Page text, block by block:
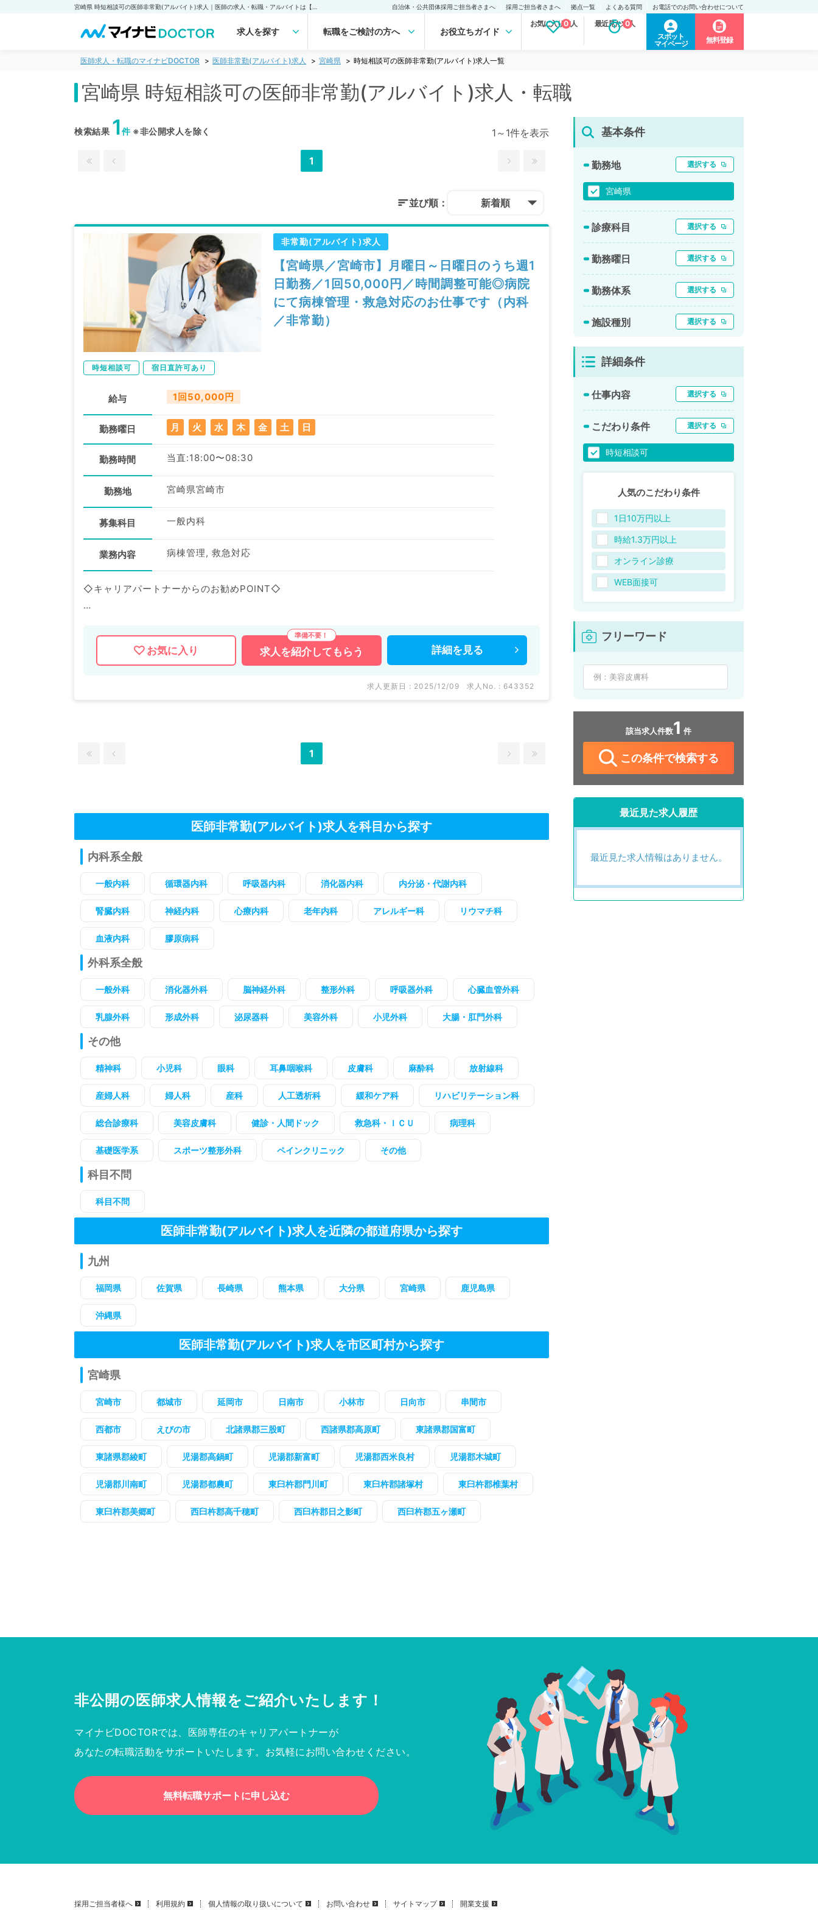
自治体・公共団体採用ご担当者さまへ 採用ご担当者さまへ 拠点一覧 よくある質問 お電話でのお問い合わせについて
求人を探す 転職をご検討の方へ お役立ちガイド
お気に入り求人
0 最近見た求人
0
スポット
マイページ
無料登録
医師求人・転職のマイナビDOCTOR 医師非常勤(アルバイト)求人 宮崎県 時短相談可の医師非常勤(アルバイト)求人一覧
宮崎県 時短相談可の医師非常勤(アルバイト)求人・転職
検索結果 1件※非公開求人を除く 1～1件を表示
1
並び順： 新着順
非常勤(アルバイト)求人
【宮崎県／宮崎市】月曜日～日曜日のうち週1
日勤務／1回50,000円／時間調整可能◎病院
にて病棟管理・救急対応のお仕事です（内科
／非常勤）
時短相談可 宿日直許可あり
給与 1回50,000円
勤務曜日 月 火 水 木 金 土 日
勤務時間 当直:18:00〜08:30
勤務地 宮崎県宮崎市
募集科目 一般内科
業務内容 病棟管理, 救急対応
◇キャリアパートナーからのお勧めPOINT◇
２．入り明け時間調整可能です◎
お気に入り 求人を紹介してもらう 詳細を 見る
求人更新日 : 2025/12/09 求人No. : 643352
1
医師非常勤(アルバイト)求人を科目から探す
内科系全般
一般内科 循環器内科 呼吸器内科 消化器内科 内分泌・代謝内科
腎臓内科 神経内科 心療内科 老年内科 アレルギー科 リウマチ科
血液内科 膠原病科
外科系全般
一般外科 消化器外科 脳神経外科 整形外科 呼吸器外科 心臓血管外科
乳腺外科 形成外科 泌尿器科 美容外科 小児外科 大腸・肛門外科
その他
精神科 小児科 眼科 耳鼻咽喉科 皮膚科 麻酔科 放射線科
産婦人科 婦人科 産科 人工透析科 緩和ケア科 リハビリテーション科
総合診療科 美容皮膚科 健診・人間ドック 救急科・ＩＣＵ 病理科
基礎医学系 スポーツ整形外科 ペインクリニック その他
科目不問
科目不問
医師非常勤(アルバイト)求人を近隣の都道府県から探す
九州
福岡県 佐賀県 長崎県 熊本県 大分県 宮崎県 鹿児島県
沖縄県
医師非常勤(アルバイト)求人を市区町村から探す
宮崎県
宮崎市 都城市 延岡市 日南市 小林市 日向市 串間市
西都市 えびの市 北諸県郡三股町 西諸県郡高原町 東諸県郡国富町
東諸県郡綾町 児湯郡高鍋町 児湯郡新富町 児湯郡西米良村 児湯郡木城町
児湯郡川南町 児湯郡都農町 東臼杵郡門川町 東臼杵郡諸塚村 東臼杵郡椎葉村
東臼杵郡美郷町 西臼杵郡高千穂町 西臼杵郡日之影町 西臼杵郡五ヶ瀬町
基本条件
勤務地 選択する
宮崎県
診療科目 選択する
勤務曜日 選択する
勤務体系 選択する
施設種別 選択する
詳細条件
仕事内容 選択する
こだわり条件 選択する
時短相談可
人気のこだわり条件
1日10万円以上
時給1.3万円以上
オンライン診療
WEB面接可
フリーワード
該当求人件数1 件
この条件で検索する
最近見た求人履歴
最近見た求人情報はありません。
非公開の医師求人情報をご紹介いたします！
マイナビDOCTORでは、医師専任のキャリアパートナーが
あなたの転職活動をサポートいたします。お気軽にお問い合わせください。
無料転職サポートに申し込む
採用ご担当者様へ 利用規約 個人情報の取り扱いについて お問い合わせ サイトマップ 開業支援